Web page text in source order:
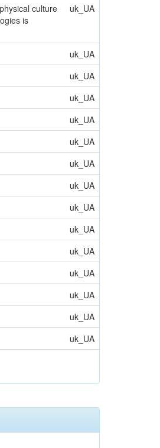
culture
is
uk_UA
uk_UA
uk_UA
uk_UA
uk_UA
uk_UA
uk_UA
uk_UA
uk_UA
uk_UA
uk_UA
uk_UA
uk_UA
uk_UA
uk_UA